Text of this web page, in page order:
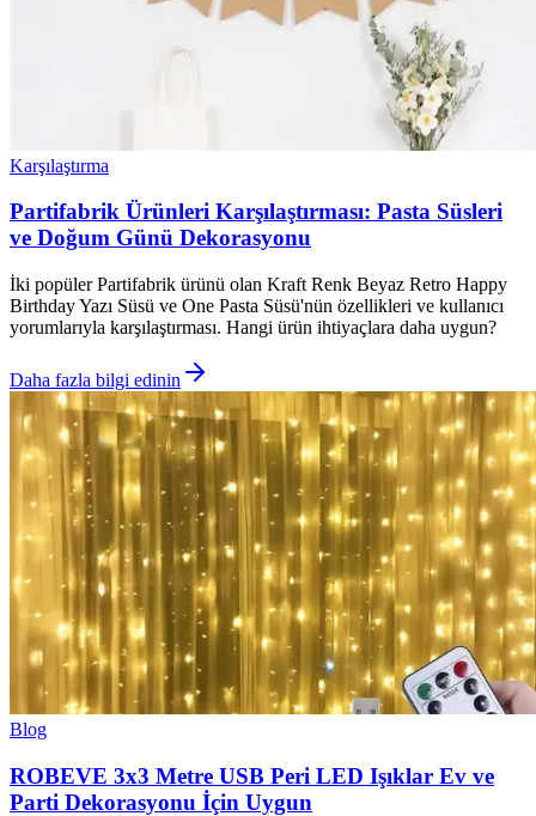
Karşılaştırma
Partifabrik Ürünleri Karşılaştırması: Pasta Süsleri
ve Doğum Günü Dekorasyonu
İki popüler Partifabrik ürünü olan Kraft Renk Beyaz Retro Happy
Birthday Yazı Süsü ve One Pasta Süsü'nün özellikleri ve kullanıcı
yorumlarıyla karşılaştırması. Hangi ürün ihtiyaçlara daha uygun?
Daha fazla bilgi edinin
Blog
ROBEVE 3x3 Metre USB Peri LED Işıklar Ev ve
Parti Dekorasyonu İçin Uygun